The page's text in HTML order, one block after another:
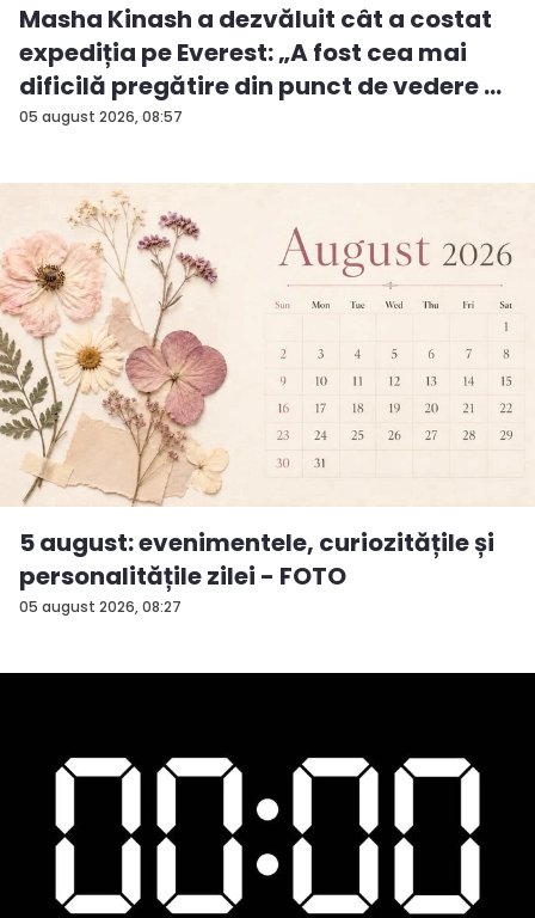
05 august 2026, 08:57
Masha Kinash a dezvăluit cât a costat
expediția pe Everest: „A fost cea mai
dificilă pregătire din punct de vedere ...
05 august 2026, 08:27
5 august: evenimentele, curiozitățile și
personalitățile zilei - FOTO